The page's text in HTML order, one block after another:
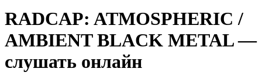
RADCAP: ATMOSPHERIC /
AMBIENT BLACK METAL —
слушать онлайн